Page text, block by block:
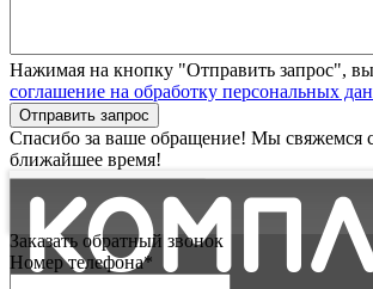
Нажимая на кнопку "Отправить запрос",
соглашение на обработку персональных
Отправить запрос
Спасибо за ваше обращение! Мы свяжемся
ближайшее время!
Заказать обратный звонок
Номер телефона*